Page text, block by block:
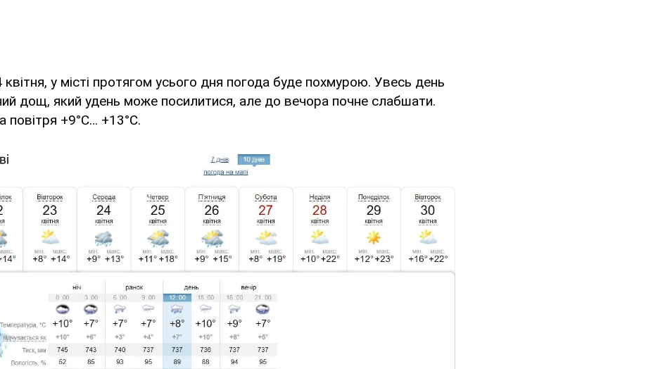
у місті протягом усього дня погода буде похмурою. Увесь день
дощ, який удень може посилитися, але до вечора почне слабшати.
повітря +9°С… +13°С.